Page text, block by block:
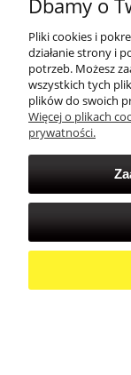
Dbamy o
Pliki cookies i
działanie strony i
potrzeb. Możesz
wszystkich tych
plików do swoich
Więcej o plikach
prywatności.